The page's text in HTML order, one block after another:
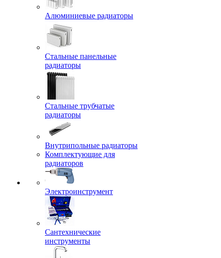
Алюминиевые радиаторы
Стальные панельные
радиаторы
Стальные трубчатые
радиаторы
Внутрипольные радиаторы
Комплектующие для
радиаторов
Электроинструмент
Сантехнические
инструменты